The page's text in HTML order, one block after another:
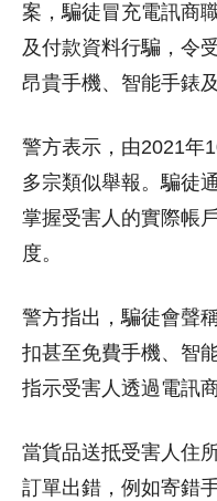
案，騙徒冒充電訊商
及付款資料行騙，令
昂貴手機、智能手錶
警方表示，由2021年
多宗類似舉報。騙徒
掌握受害人的實際帳
度。
警方指出，騙徒會聲
扣甚至免費手機、智
指示受害人透過電訊
當貨品送抵受害人住
訂單出錯，例如寄錯